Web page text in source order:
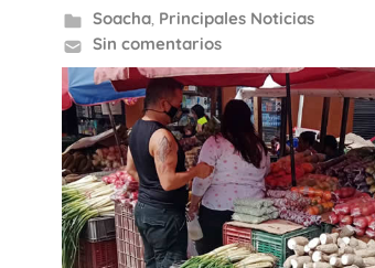
Soacha, Principales Noticias
Sin comentarios